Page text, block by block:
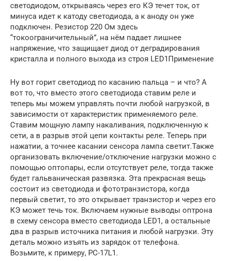
светодиодом, открываясь через его КЭ течет ток, от
минуса идет к катоду светодиода, а к аноду он уже
подключен. Резистор 220 Ом здесь
“токоограничительный”, на нём падает лишнее
напряжение, что защищает диод от деградирования
кристалла и полного выхода из строя LED1Применение
Ну вот горит светодиод по касанию пальца – и что? А
вот то, что вместо этого светодиода ставим реле и
теперь мы можем управлять почти любой нагрузкой, в
зависимости от характеристик применяемого реле.
Ставим мощную лампу накаливания, подключенную к
сети, а в разрыв этой цепи контакты реле. Теперь при
нажатии, а точнее касании сенсора лампа светит.Также
организовать включение/отключение нагрузки можно с
помощью оптопары, если отсутствует реле, тогда также
будет гальваническая развязка. Эта прекрасная вещь
состоит из светодиода и фототранзистора, когда
первый светит, то это открывает транзистор и через его
КЭ может течь ток. Включаем нужные выводы оптрона
в схему сенсора вместо светодиода LED1, а остальные
два в разрыв источника питания и любой нагрузки. Эту
деталь можно изъять из зарядок от телефона.
Возьмите, к примеру, PC-17L1.